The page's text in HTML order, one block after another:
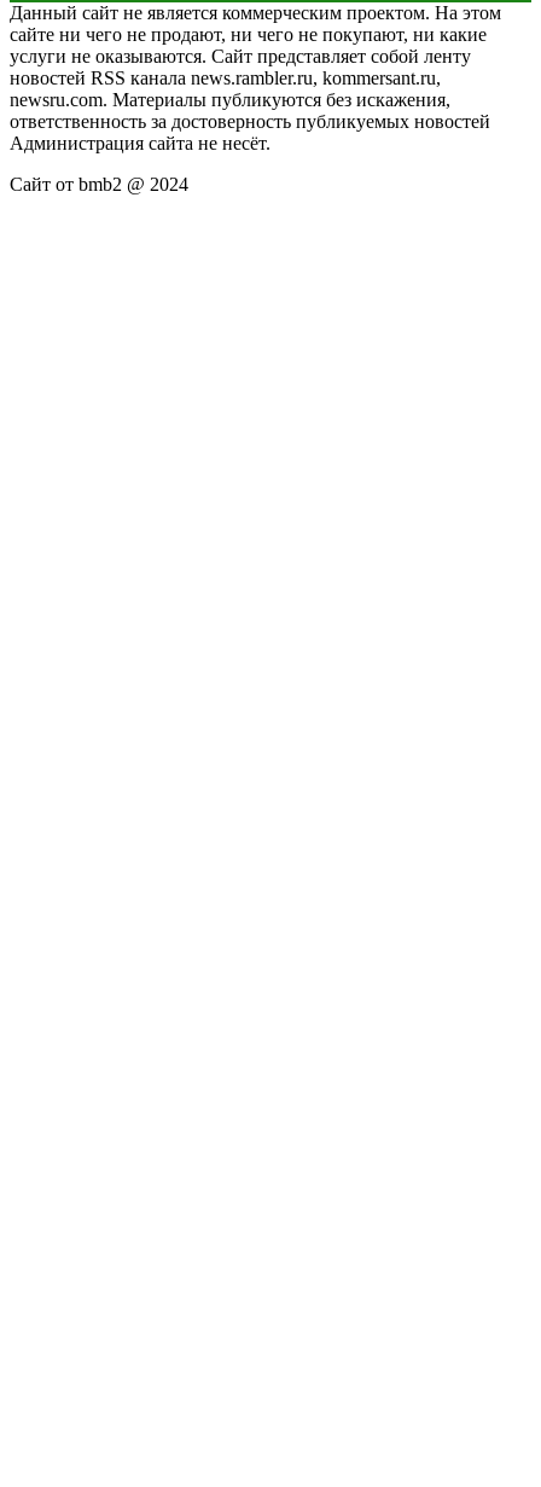
Данный сайт не является коммерческим проектом. На этом
сайте ни чего не продают, ни чего не покупают, ни какие
услуги не оказываются. Сайт представляет собой ленту
новостей RSS канала news.rambler.ru, kommersant.ru,
newsru.com. Материалы публикуются без искажения,
ответственность за достоверность публикуемых новостей
Администрация сайта не несёт.
Сайт от bmb2 @ 2024